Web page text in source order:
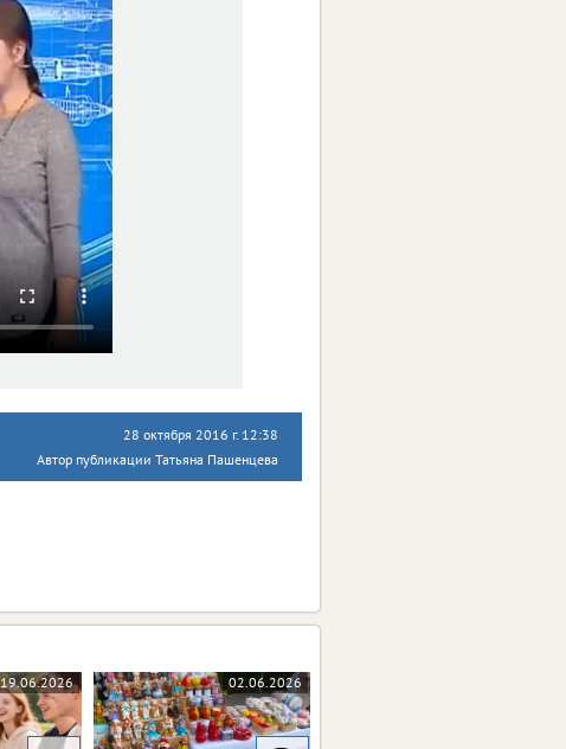
28 октября 2016 г. 12:38
Автор публикации Татьяна Пашенцева
19.06.2026 02.06.2026